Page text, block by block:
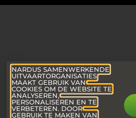
NARDUS SAMENWERKENDE
UITVAARTORGANISATIES
MAAKT GEBRUIK VAN
COOKIES OM DE WEBSITE TE
ANALYSEREN,
PERSONALISEREN EN TE
VERBETEREN. DOOR
GEBRUIK TE MAKEN VAN